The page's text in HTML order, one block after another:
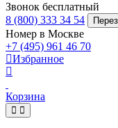
Звонок бесплатный
8 (800) 333 34 54
Номер в Москве
+7 (495) 961 46 70
Избранное
Корзина